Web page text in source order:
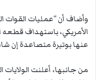
وأضاف أن “عمليات
الأمريكي، باستهداف
عنها بوتيرة متصاعدة إن شاء
من جانبها، أعلنت الولايات